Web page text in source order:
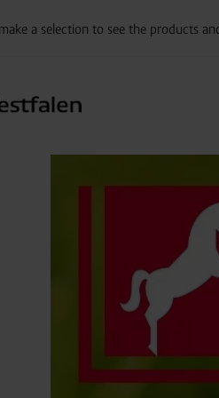
a selection to see the products